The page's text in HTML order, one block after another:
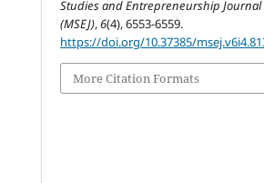
Studies and Entrepreneurship Journal
(MSEJ),6(4), 6553-6559.
https://doi.org/10.37385/
More Citation Formats